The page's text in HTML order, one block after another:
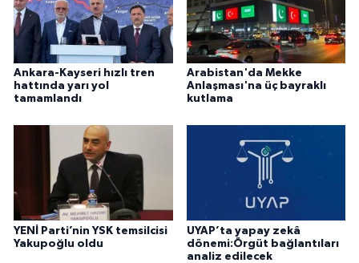
Ankara-Kayseri hızlı tren
hattında yarı yol
tamamlandı
Arabistan'da Mekke
Anlaşması'na üç bayraklı
kutlama
YENİ Parti’nin YSK temsilcisi
Yakupoğlu oldu
UYAP’ta yapay zekâ
dönemi:Örgüt bağlantıları
analiz edilecek